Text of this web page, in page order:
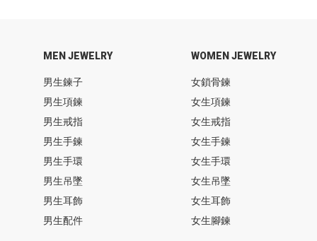
MEN JEWELRY
男生鍊子
男生項鍊
男生戒指
男生手鍊
男生手環
男生吊墜
男生耳飾
男生配件
WOMEN JEWELRY
女鎖骨鍊
女生項鍊
女生戒指
女生手鍊
女生手環
女生吊墜
女生耳飾
女生腳鍊